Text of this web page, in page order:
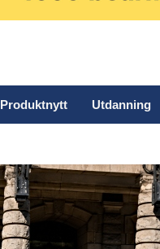
Produktnytt Utdanning